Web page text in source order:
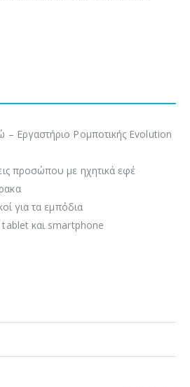
– Εργαστήριο Ρομποτικής Evolution
προσώπου με ηχητικά εφέ
για τα εμπόδια
και smartphone